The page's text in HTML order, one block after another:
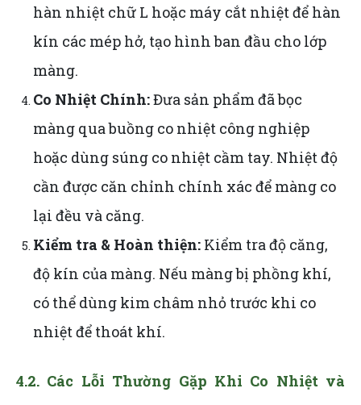
hàn nhiệt chữ L hoặc máy cắt nhiệt để hàn
kín các mép hở, tạo hình ban đầu cho lớp
màng.
Co Nhiệt Chính:Đưa sản phẩm đã bọc
màng qua buồng co nhiệt công nghiệp
hoặc dùng súng co nhiệt cầm tay. Nhiệt độ
cần được căn chỉnh chính xác để màng co
lại đều và căng.
Kiểm tra & Hoàn thiện: Kiểm tra độ căng,
độ kín của màng. Nếu màng bị phồng khí,
có thể dùng kim châm nhỏ trước khi co
nhiệt để thoát khí.
4.2. Các Lỗi Thường Gặp Khi Co Nhiệt và